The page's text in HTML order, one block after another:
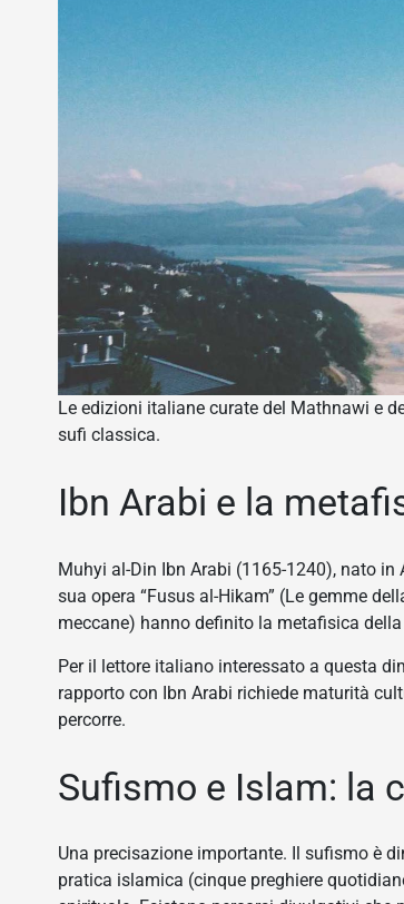
Le edizioni italiane curate del Mathnawi e
sufi classica.
Ibn Arabi e la
Muhyi al-Din Ibn Arabi (1165-1240), nato
sua opera “Fusus al-Hikam” (Le gemme
meccane) hanno definito la metafisica della
Per il lettore italiano interessato a questa
rapporto con Ibn Arabi richiede maturità
percorre.
Sufismo e Islam: la
Una precisazione importante. Il sufismo è
pratica islamica (cinque preghiere